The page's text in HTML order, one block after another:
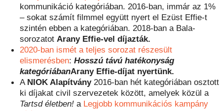
kommunikáció kategóriában. 2016-ban, immár az 1%
– sokat számít filmmel együtt nyert el Ezüst Effie-t
szintén ebben a kategóriában. 2018-ban a Bala-
sorozatot Arany Effie-vel díjazták.
2020-ban ismét a teljes sorozat részesült
elismerésben: Hosszú távú hatékonyság
kategóriábanArany Effie-díjat nyertünk.
A NIOK Alapítvány2016-ban hét kategóriában osztott
ki díjakat civil szervezetek között, amelyek közül a
Tartsd életben! a Legjobb kommunikációs kampány